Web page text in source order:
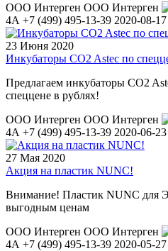
ООО Интерген ООО Интерген
4А +7 (499) 495-13-39 2020-08-17
23 Июня 2020
Инкубаторы CO2 Astec по
Предлагаем инкубаторы CO2
спеццене в рублях!
ООО Интерген ООО Интерген
4А +7 (499) 495-13-39 2020-06-23
27 Мая 2020
Акция на пластик NUNC!
Внимание! Пластик NUNC для
выгодным ценам
ООО Интерген ООО Интерген
4А +7 (499) 495-13-39 2020-05-27